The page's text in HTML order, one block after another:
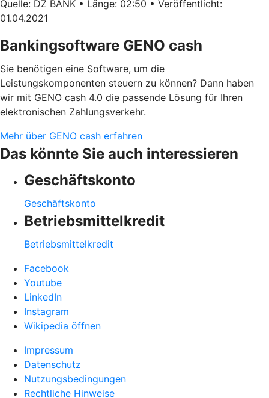
Quelle: DZ BANK • Länge: 02:50 • Veröffentlicht:
01.04.2021
Bankingsoftware GENO cash
Sie benötigen eine Software, um die
Leistungskomponenten steuern zu können? Dann haben
wir mit GENO cash 4.0 die passende Lösung für Ihren
elektronischen Zahlungsverkehr.
Mehr über GENO cash erfahren
Das könnte Sie auch interessieren
Geschäftskonto
Geschäftskonto
Betriebsmittelkredit
Betriebsmittelkredit
Facebook
Youtube
LinkedIn
Instagram
Wikipedia öffnen
Impressum
Datenschutz
Nutzungsbedingungen
Rechtliche Hinweise